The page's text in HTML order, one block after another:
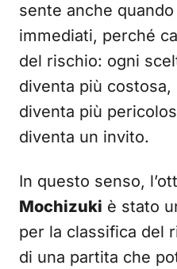
sente anche
immediati, perché
del rischio: ogni
diventa più costosa,
diventa più
diventa un invito.
In questo senso,
Mochizuki è stato
per la classifica del
di una partita che